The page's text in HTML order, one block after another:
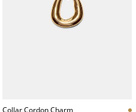
Collar Cordon Charm